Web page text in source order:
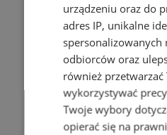
urządzeniu oraz do
adres IP, unikalne
odbiorców oraz
również
wykorzystywać
Twoje wybory
opierać się na